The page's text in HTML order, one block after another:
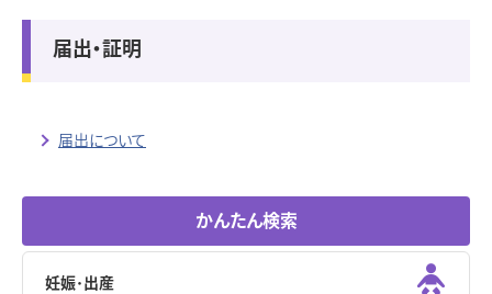
届出・証明
届出について
かんたん検索
妊娠･出産